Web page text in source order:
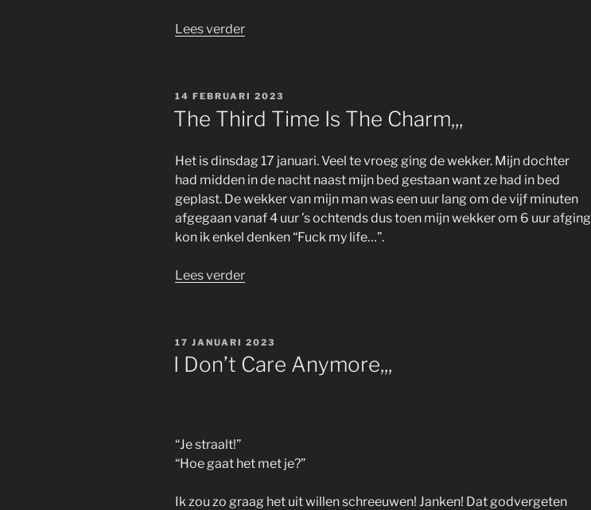
Lees verder“Music
And
Will
Be
My
Last,,,”
GEPLAATST
OP
14 FEBRUARI 2023
The Third Time Is The Charm,,,
Het is dinsdag 17 januari. Veel te vroeg ging de wekker. Mijn dochter
had midden in de nacht naast mijn bed gestaan want ze had in bed
geplast. De wekker van mijn man was een uur lang om de vijf minuten
afgegaan vanaf 4 uur ’s ochtends dus toen mijn wekker om 6 uur afging
kon ik enkel denken “Fuck my life…”.
Lees verder“The
The
Charm,,,”
GEPLAATST
OP
17 JANUARI 2023
I Don’t Care Anymore,,,
“Je straalt!”
“Hoe gaat het met je?”
Ik zou zo graag het uit willen schreeuwen! Janken! Dat godvergeten